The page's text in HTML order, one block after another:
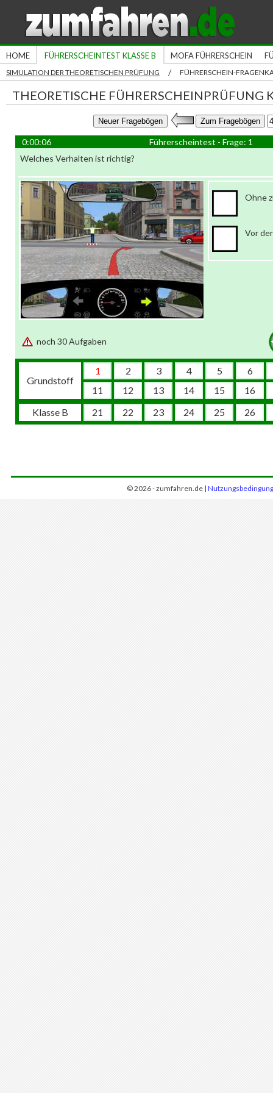
HOME FÜHRERSCHEINTEST KLASSE B MOFA FÜHRERSCHEIN
SIMULATION DER THEORETISCHEN PRÜFUNG / FÜHRERSCHEIN-
THEORETISCHE FÜHRERSCHEINPRÜFUNG
0:00:06
Führerscheintest - Frage: 1
Welches Verhalten ist richtig?
Ohne
Vor
noch 30 Aufgaben
Grundstoff
1 2 3 4 5
6
11
12 13 14 15
16
Klasse B
21 22 23 24 25 26
© 2026 - zumfahren.de |